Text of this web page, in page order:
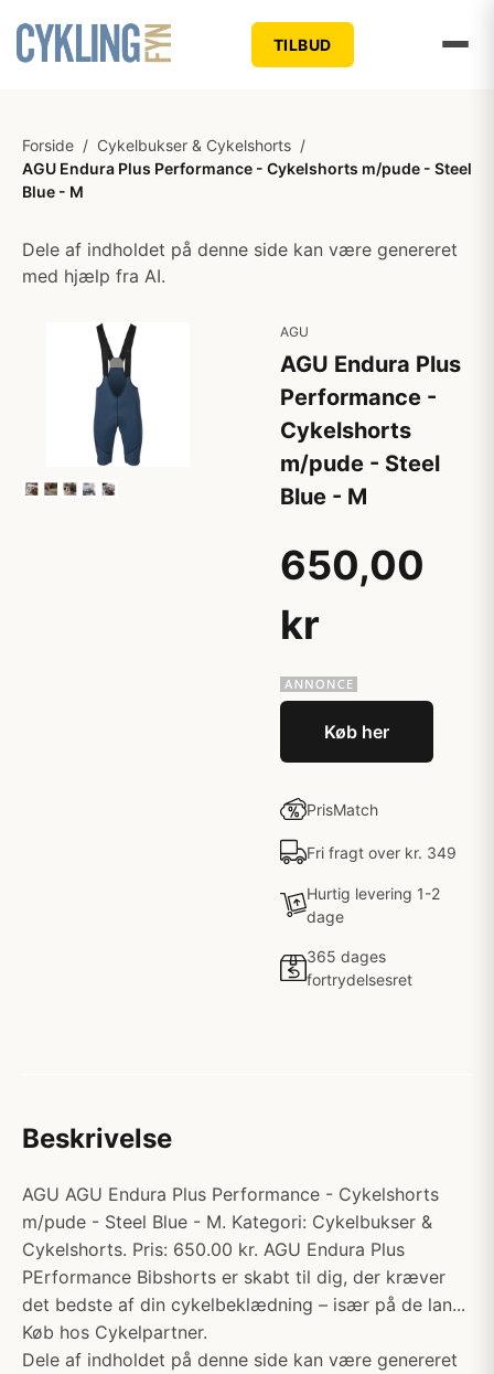
TILBUD
Forside / Cykelbukser & Cykelshorts /
AGU Endura Plus Performance - Cykelshorts m/pude - Steel
Blue - M
Dele af indholdet på denne side kan være genereret
med hjælp fra AI.
AGU
AGU Endura Plus
Performance -
Cykelshorts
m/pude - Steel
Blue - M
650,00
kr
Køb her
PrisMatch
Fri fragt over kr. 349
Hurtig levering 1-2
dage
365 dages
fortrydelsesret
Beskrivelse
AGU AGU Endura Plus Performance - Cykelshorts
m/pude - Steel Blue - M. Kategori: Cykelbukser &
Cykelshorts. Pris: 650.00 kr. AGU Endura Plus
PErformance Bibshorts er skabt til dig, der kræver
det bedste af din cykelbeklædning – især på de lan...
Køb hos Cykelpartner.
Dele af indholdet på denne side kan være genereret